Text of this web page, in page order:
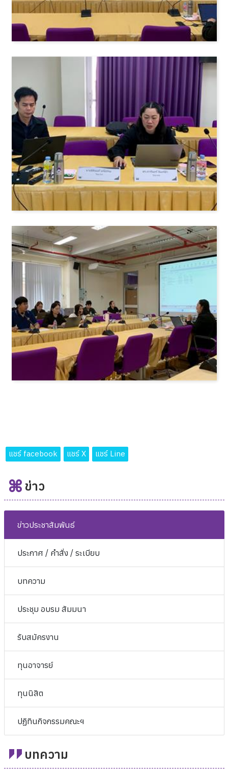
แชร์ facebook แชร์ X แชร์ Line
ข่าว
ข่าวประชาสัมพันธ์
ประกาศ / คำสั่ง / ระเบียบ
บทความ
ประชุม อบรม สัมมนา
รับสมัครงาน
ทุนอาจารย์
ทุนนิสิต
ปฏิทินกิจกรรมคณะฯ
บทความ